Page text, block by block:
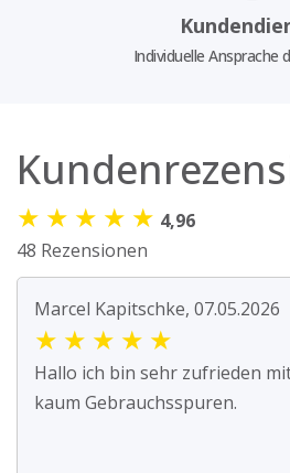
Individuelle Ansprache
★ ★ ★ ★ ★ 4,96
48 Rezensionen
Marcel Kapitschke, 07.05.2026
★ ★ ★ ★ ★
Hallo ich bin sehr zufrieden
kaum Gebrauchsspuren.